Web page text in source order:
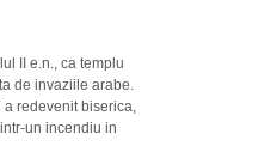
II e.n., ca templu
de invaziile arabe.
a redevenit biserica,
un incendiu in